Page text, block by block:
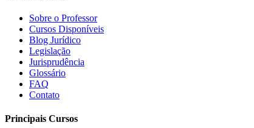
Sobre o Professor
Cursos Disponíveis
Blog Jurídico
Legislação
Jurisprudência
Glossário
FAQ
Contato
Principais Cursos